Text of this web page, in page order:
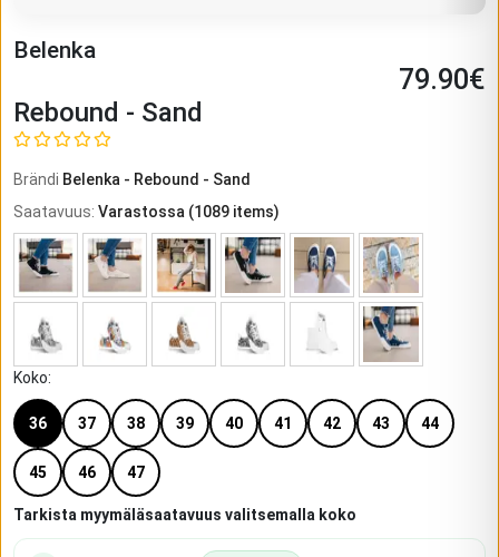
Belenka
79.90€
Rebound - Sand
Brändi Belenka - Rebound - Sand
Saatavuus: Varastossa (1089 items)
Koko:
36 37 38 39 40 41 42 43 44
45 46 47
Tarkista myymäläsaatavuus valitsemalla koko